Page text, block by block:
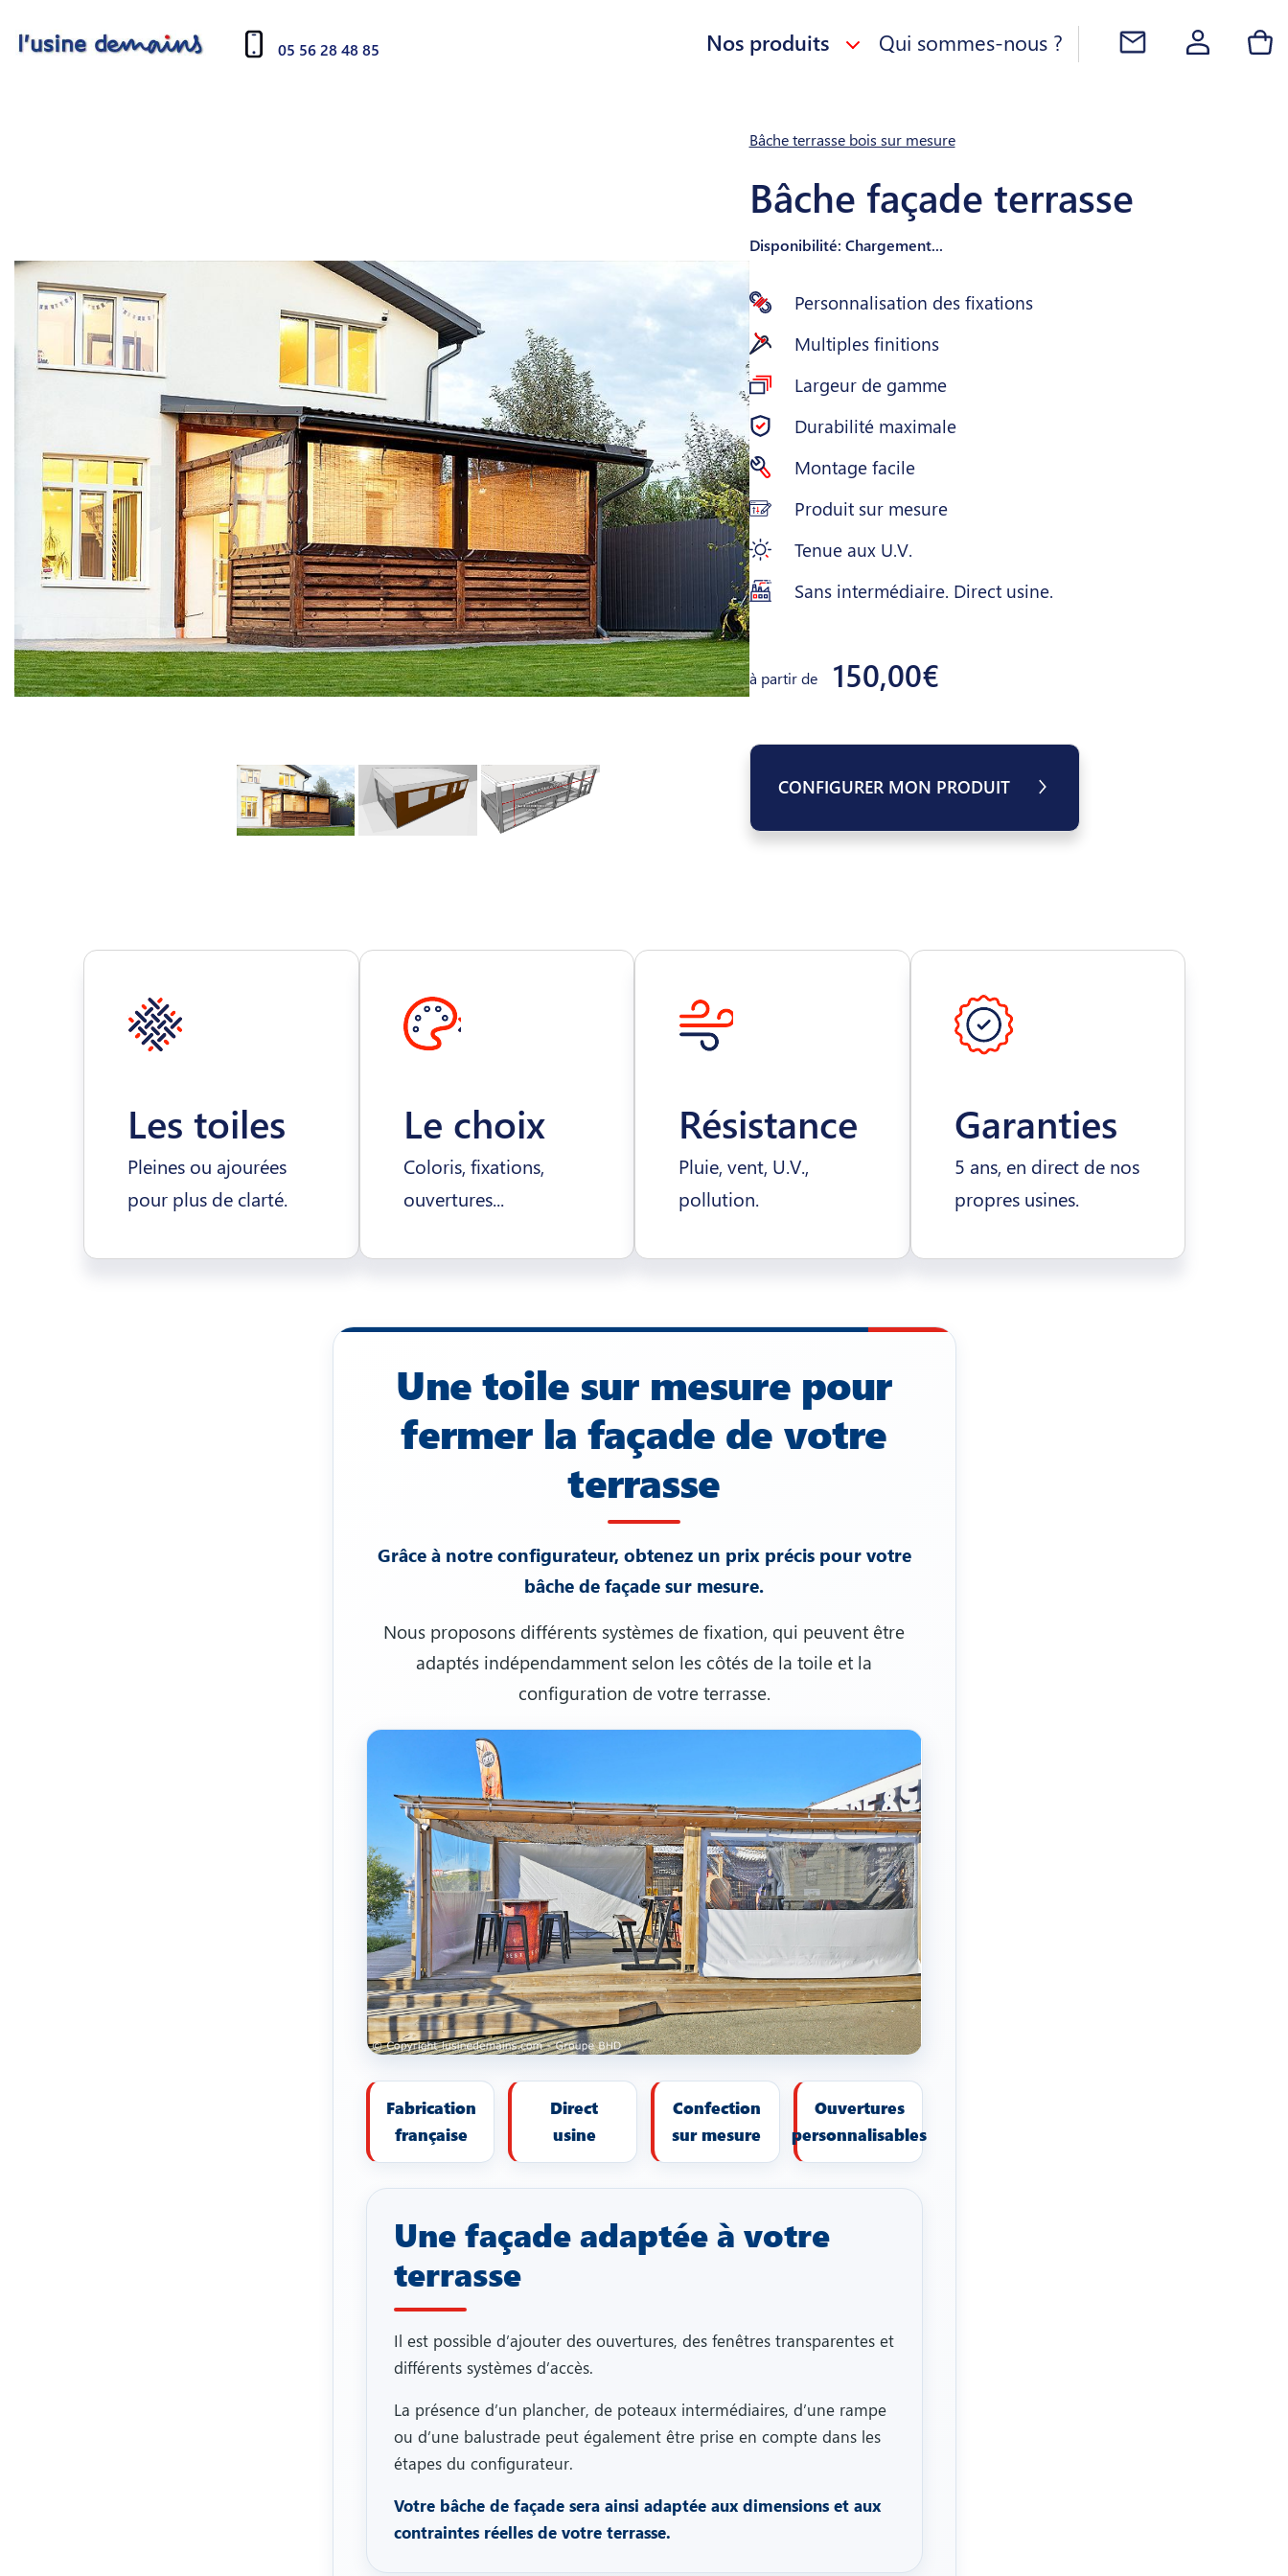
05 56 28 48 85 Nos produits Qui sommes-nous ?
Bâche terrasse bois sur mesure
Bâche façade terrasse
Disponibilité: Chargement...
Personnalisation des fixations
Multiples finitions
Largeur de gamme
Durabilité maximale
Montage facile
Produit sur mesure
Tenue aux U.V.
Sans intermédiaire. Direct usine.
à partir de 150,00€
CONFIGURER MON PRODUIT
Les toiles
Pleines ou ajourées
pour plus de clarté.
Le choix
Coloris, fixations,
ouvertures...
Résistance
Pluie, vent, U.V.,
pollution.
Garanties
5 ans, en direct de nos
propres usines.
Une toile sur mesure pour
fermer la façade de votre
terrasse
Grâce à notre configurateur, obtenez un prix précis pour votre
bâche de façade sur mesure.
Nous proposons différents systèmes de fixation, qui peuvent être
adaptés indépendamment selon les côtés de la toile et la
configuration de votre terrasse.
Fabrication
française
Direct
usine
Confection
sur mesure
Ouvertures
personnalisables
Une façade adaptée à votre
terrasse
Il est possible d’ajouter des ouvertures, des fenêtres transparentes et
différents systèmes d’accès.
La présence d’un plancher, de poteaux intermédiaires, d’une rampe
ou d’une balustrade peut également être prise en compte dans les
étapes du configurateur.
Votre bâche de façade sera ainsi adaptée aux dimensions et aux
contraintes réelles de votre terrasse.